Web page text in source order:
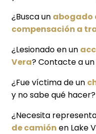
¿Busca un abogado
compensación a
¿Lesionado en un
Vera? Contacte a
¿Fue víctima de un
y no sabe qué hacer?
¿Necesita
de camión en Lake